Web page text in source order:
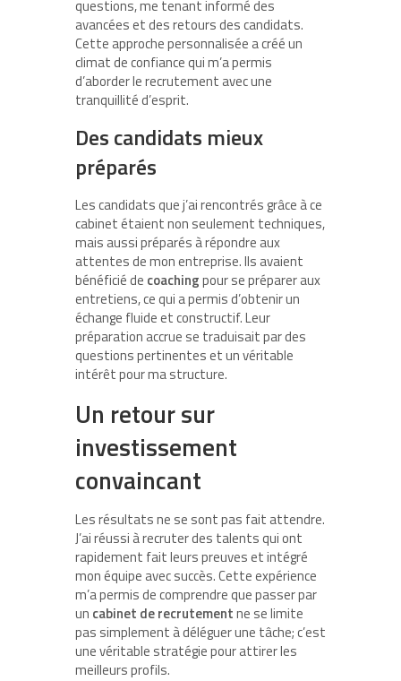
questions, me tenant informé des
avancées et des retours des candidats.
Cette approche personnalisée a créé un
climat de confiance qui m’a permis
d’aborder le recrutement avec une
tranquillité d’esprit.
Des candidats mieux
préparés
Les candidats que j’ai rencontrés grâce à ce
cabinet étaient non seulement techniques,
mais aussi préparés à répondre aux
attentes de mon entreprise. Ils avaient
bénéficié de coachingpour se préparer aux
entretiens, ce qui a permis d’obtenir un
échange fluide et constructif. Leur
préparation accrue se traduisait par des
questions pertinentes et un véritable
intérêt pour ma structure.
Un retour sur
investissement
convaincant
Les résultats ne se sont pas fait attendre.
J’ai réussi à recruter des talents qui ont
rapidement fait leurs preuves et intégré
mon équipe avec succès. Cette expérience
m’a permis de comprendre que passer par
un cabinet de recrutementne se limite
pas simplement à déléguer une tâche; c’est
une véritable stratégie pour attirer les
meilleurs profils.